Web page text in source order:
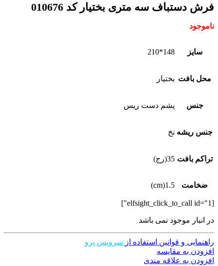
فرش دستباف سه متری بختیار کد 010676
ناموجود
سایز 148*210
محل بافت بختیار
جنس پشم دست ریس
جنس ریشه نخ
تراکم بافت 35(رج)
ضخامت 1.5(cm)
[elfsight_click_to_call id="1"]
در انبار موجود نمی باشد
راهنمایی و قوانین استفاده از سرویس پرو
افزودن به مقایسه
افزودن به علاقه مندی